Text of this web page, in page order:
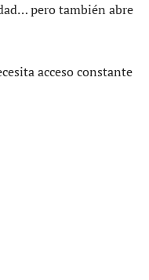
pero también abre
acceso constante